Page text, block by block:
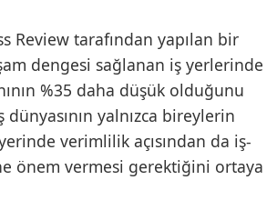
Review tarafından yapılan bir
dengesi sağlanan iş yerlerinde
%35 daha düşük olduğunu
yalnızca bireylerin
verimlilik açısından da iş-
önem vermesi gerektiğini ortaya